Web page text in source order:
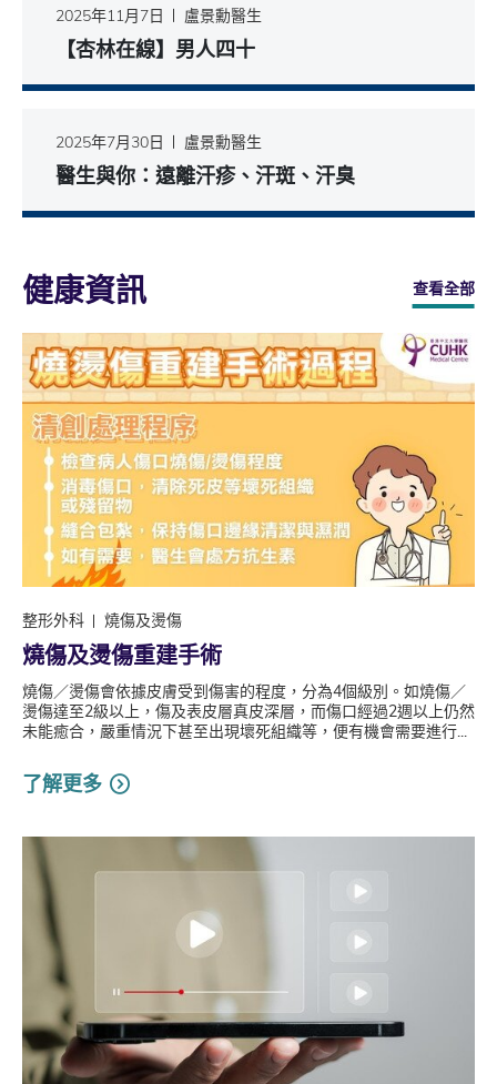
2025年11月7日 盧景勳醫生
【杏林在線】男人四十
2025年7月30日 盧景勳醫生
醫生與你：遠離汗疹、汗斑、汗臭
健康資訊 查看全部
整形外科 燒傷及燙傷
燒傷及燙傷重建手術
燒傷／燙傷會依據皮膚受到傷害的程度，分為4個級別。如燒傷／
燙傷達至2級以上，傷及表皮層真皮深層，而傷口經過2週以上仍然
未能癒合，嚴重情況下甚至出現壞死組織等，便有機會需要進行...
了解更多